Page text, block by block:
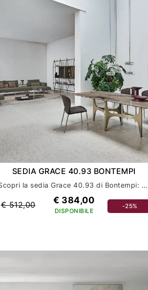
SEDIA GRACE 40.93 BONTEMPI
Scopri la sedia Grace 40.93 di Bontempi: eleganza e comfort per il tuo arredamento casa
€ 512,00 € 384,00
DISPONIBILE
-25%